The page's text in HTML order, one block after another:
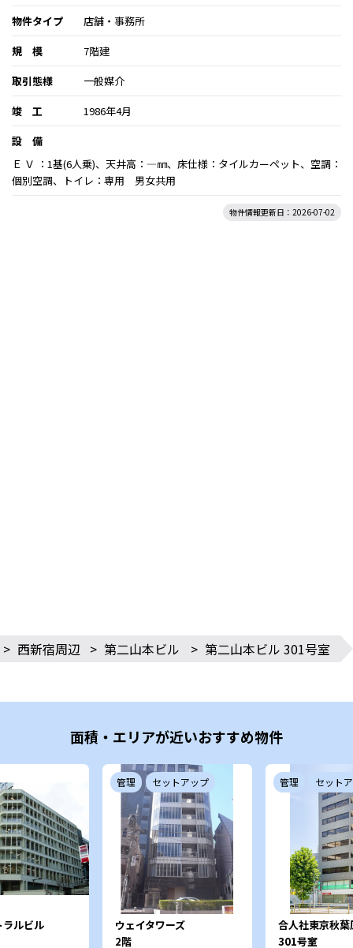
物件タイプ
店舗・事務所
規 模
7階建
取引態様
一般媒介
竣 工
1986年4月
設 備
Ｅ Ｖ ：1基(6人乗)、天井高：―㎜、床仕様：タイルカーペット、空調：
個別空調、トイレ：専用 男女共用
物件情報更新日：2026-07-02
> 西新宿周辺 > 第二山本ビル > 第二山本ビル 301号室
面積・エリアが近いおすすめ物件
ルビル
管理 セットアップ
ウェイタワーズ
2階
管理 セット
合人社東京秋葉
301号室